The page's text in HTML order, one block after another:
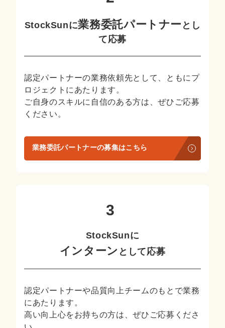
StockSunに業務委託パートナー とし
て応募
認定パートナーの業務依頼先として、ともにプ
ロジェクトにあたります。
ご自身のスキルに自信のある方は、ぜひご応募
ください。
業務委託パートナーの募集はこちら
StockSunに
インターン として応募
認定パートナーや品質向上チームのもとで業務
にあたります。
高い向上心をお持ちの方は、ぜひご応募くださ